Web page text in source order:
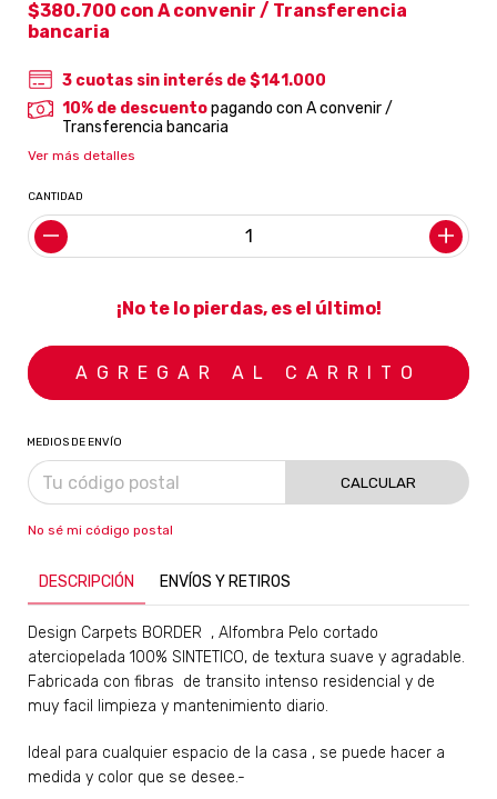
$380.700 con A convenir / Transferencia
bancaria
3 cuotas sin interés de$141.000
10% de descuentopagando con A convenir /
Transferencia bancaria
Ver más detalles
CANTIDAD
¡No te lo pierdas, es el último!
MEDIOS DE ENVÍO
CALCULAR
No sé mi código postal
DESCRIPCIÓN ENVÍOS Y RETIROS
​Design Carpets BORDER , Alfombra Pelo cortado
aterciopelada 100% SINTETICO, de textura suave y agradable.
Fabricada con fibras de transito intenso residencial y de
muy facil limpieza y mantenimiento diario.
Ideal para cualquier espacio de la casa , se puede hacer a
medida y color que se desee.-